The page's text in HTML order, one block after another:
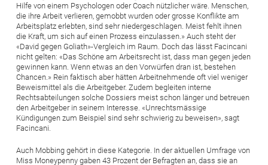
Hilfe von einem Psychologen oder Coach nützlicher wäre. Menschen,
die ihre Arbeit verlieren, gemobbt wurden oder grosse Konflikte am
Arbeitsplatz erlebten, sind sehr niedergeschlagen. Meist fehlt ihnen
die Kraft, um sich auf einen Prozess einzulassen.» Auch steht der
«David gegen Goliath»-Vergleich im Raum. Doch das lässt Facincani
nicht gelten: «Das Schöne am Arbeitsrecht ist, dass man gegen jeden
gewinnen kann. Wenn etwas an den Vorwürfen dran ist, bestehen
Chancen.» Rein faktisch aber hätten Arbeitnehmende oft viel weniger
Beweismittel als die Arbeitgeber. Zudem begleiten interne
Rechtsabteilungen solche Dossiers meist schon länger und betreuen
den Arbeitgeber in seinem Interesse. «Unrechtsmässige
Kündigungen zum Beispiel sind sehr schwierig zu beweisen», sagt
Facincani.
Auch Mobbing gehört in diese Kategorie. In der aktuellen Umfrage von
Miss Moneypenny gaben 43 Prozent der Befragten an, dass sie an